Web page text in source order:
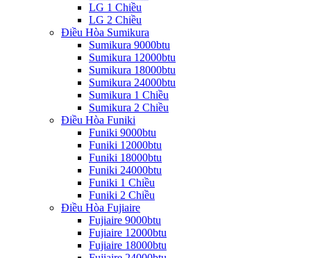
LG 1 Chiều
LG 2 Chiều
Điều Hòa Sumikura
Sumikura 9000btu
Sumikura 12000btu
Sumikura 18000btu
Sumikura 24000btu
Sumikura 1 Chiều
Sumikura 2 Chiều
Điều Hòa Funiki
Funiki 9000btu
Funiki 12000btu
Funiki 18000btu
Funiki 24000btu
Funiki 1 Chiều
Funiki 2 Chiều
Điều Hòa Fujiaire
Fujiaire 9000btu
Fujiaire 12000btu
Fujiaire 18000btu